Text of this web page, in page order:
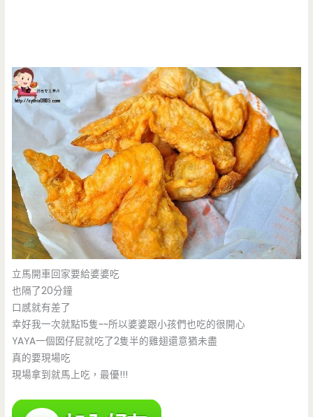
立馬開車回家要給婆婆吃
也隔了20分鐘
口感就有差了
幸好我一次就點15隻~~所以婆婆跟小孩們也吃的很開心
YAYA一個囡仔屁就吃了2隻半的雞翅還意猶未盡
真的要現場吃
現場拿到就馬上吃，最優!!!